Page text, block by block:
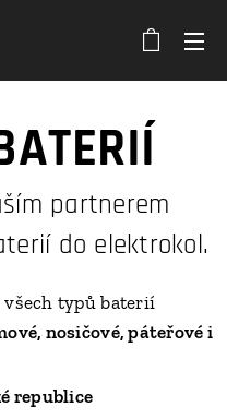
partnerem
do elektrokol.
všech typů baterií
nosičové, páteřové i
republice